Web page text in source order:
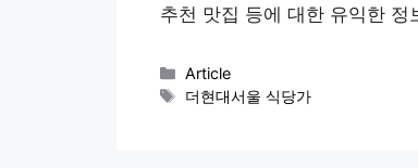
추천 맛집 등에 대한 유익한
카
테
Article
태
더현대서울 식당가